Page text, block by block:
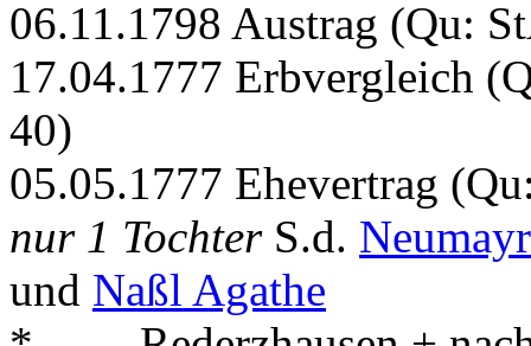
06.11.1798 Austrag (Qu:
17.04.1777 Erbvergleich
40)
05.05.1777 Ehevertrag
nur 1 Tochter S.d.
und Naßl Agathe